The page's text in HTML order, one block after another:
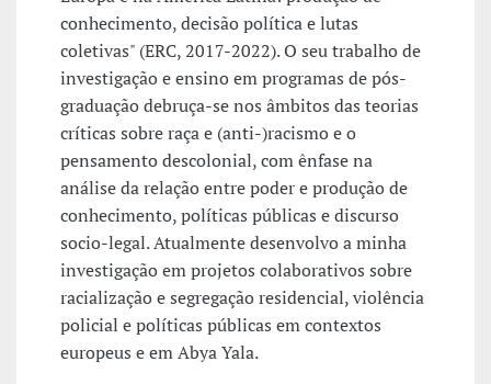
conhecimento, decisão política e lutas
coletivas" (ERC, 2017-2022). O seu trabalho de
investigação e ensino em programas de pós-
graduação debruça-se nos âmbitos das teorias
críticas sobre raça e (anti-)racismo e o
pensamento descolonial, com ênfase na
análise da relação entre poder e produção de
conhecimento, políticas públicas e discurso
socio-legal. Atualmente desenvolvo a minha
investigação em projetos colaborativos sobre
racialização e segregação residencial, violência
policial e políticas públicas em contextos
europeus e em Abya Yala.